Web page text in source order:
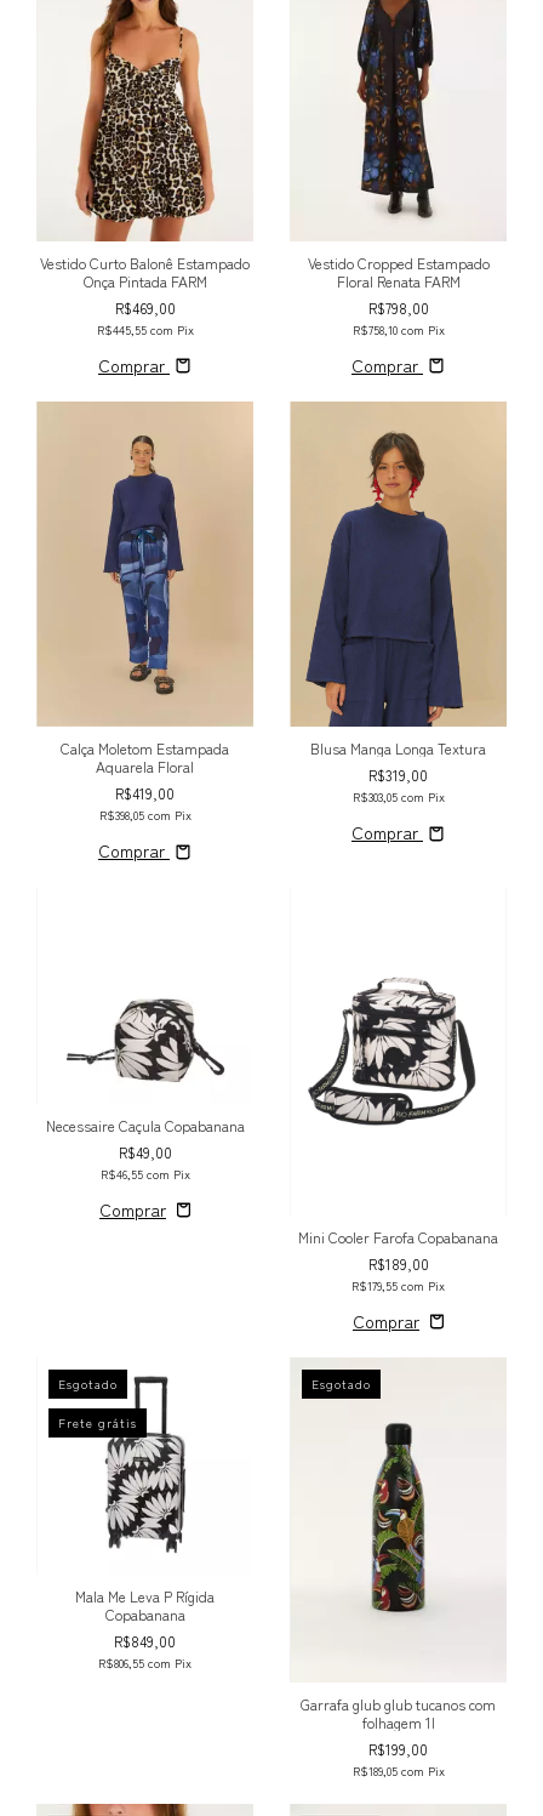
Vestido Curto Balonê Estampado
Onça Pintada FARM
R$469,00
R$445,55 com Pix
Comprar
Vestido Cropped Estampado
Floral Renata FARM
R$798,00
R$758,10 com Pix
Comprar
Calça Moletom Estampada
Aquarela Floral
R$419,00
R$398,05 com Pix
Comprar
Blusa Manga Longa Textura
R$319,00
R$303,05 com Pix
Comprar
Necessaire Caçula Copabanana
R$49,00
R$46,55 com Pix
Mini Cooler Farofa Copabanana
R$189,00
R$179,55 com Pix
Esgotado
Frete grátis
Mala Me Leva P Rígida
Copabanana
R$849,00
R$806,55 com Pix
Esgotado
Garrafa glub glub tucanos com
folhagem 1l
R$199,00
R$189,05 com Pix